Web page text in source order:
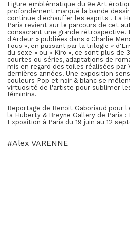
Figure emblématique du 9e Art
profondément marqué la bande
continue d'échauffer les esprits ! La
Paris revient sur le parcours de cet
consacrant une grande rétrospective.
d'Ardeur » publiées dans « Charlie
Fous », en passant par la trilogie «
du sexe » ou « Kiro », ce sont plus de
courtes ou séries, adaptations de
mis en regard des toiles réalisées par
dernières années. Une exposition
couleurs Pop et noir & blanc se
virtuosité de l'artiste pour sublimer
féminins.
Reportage de Benoit Gaboriaud pour
la Huberty & Breyne Gallery de Paris
Exposition à Paris du 19 juin au 12
#Alex VARENNE